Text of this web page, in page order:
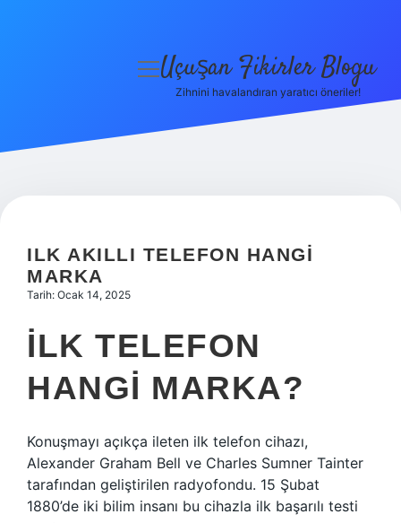
Hakkımızda
menüyü
Uçuşan Fikirler Blogu
Zihnini havalandıran yaratıcı öneriler!
ILK AKILLI TELEFON HANGI
MARKA
Tarih: Ocak 14, 2025
İLK TELEFON
HANGI MARKA?
Konuşmayı açıkça ileten ilk telefon cihazı,
Alexander Graham Bell ve Charles Sumner Tainter
tarafından geliştirilen radyofondu. 15 Şubat
1880’de iki bilim insanı bu cihazla ilk başarılı testi